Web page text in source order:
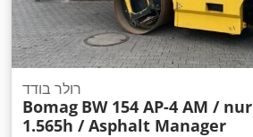
רולר בודד
Bomag BW 154 AP-4 AM / nur
1.565h / Asphalt Manager